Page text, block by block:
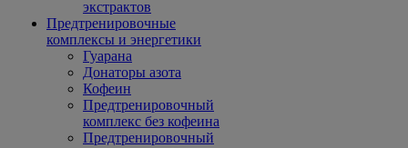
экстрактов
Предтренировочные
комплексы и энергетики
Гуарана
Донаторы азота
Кофеин
Предтренировочный
комплекс без кофеина
Предтренировочный